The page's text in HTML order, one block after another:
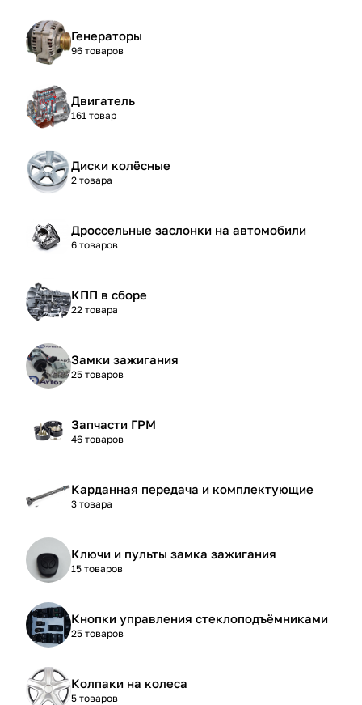
Генераторы
96 товаров
Двигатель
161 товар
Диски колёсные
2 товара
Дроссельные заслонки на автомобили
6 товаров
КПП в сборе
22 товара
Замки зажигания
25 товаров
Запчасти ГРМ
46 товаров
Карданная передача и комплектующие
3 товара
Ключи и пульты замка зажигания
15 товаров
Кнопки управления стеклоподъёмниками
25 товаров
Колпаки на колеса
5 товаров